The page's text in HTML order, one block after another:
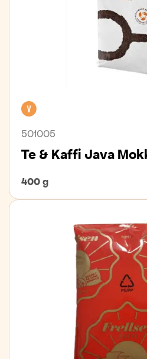
501005
Te & Kaffi Java
400 g